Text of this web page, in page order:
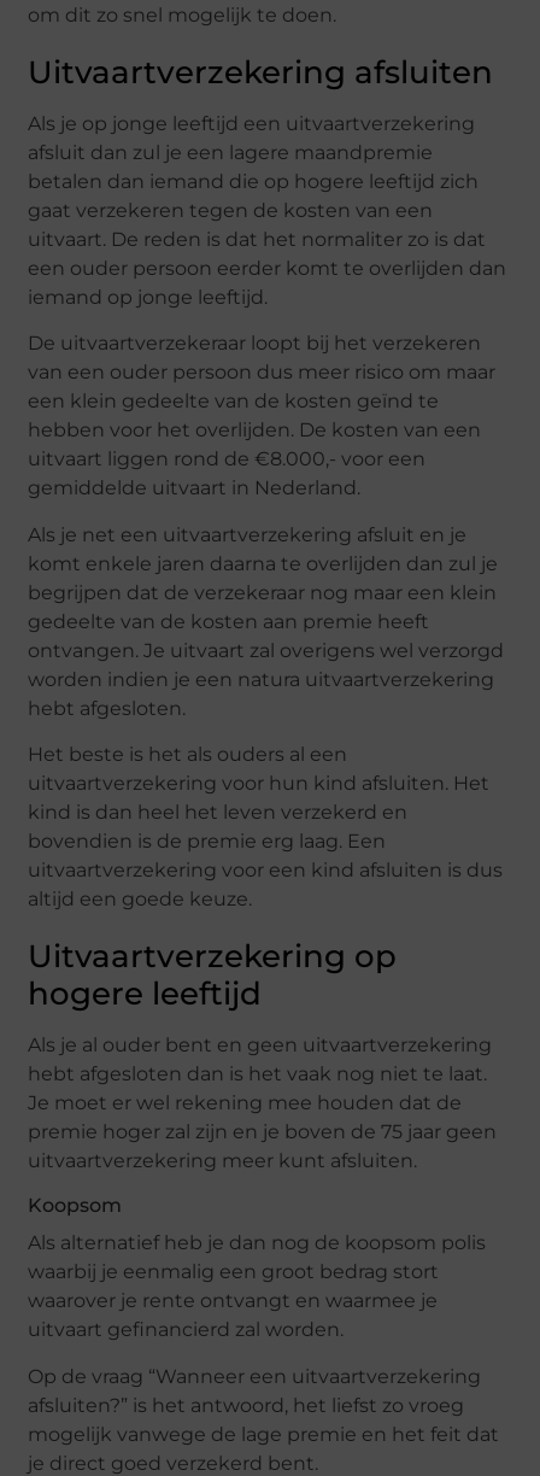
om dit zo snel mogelijk te doen.
Uitvaartverzekering afsluiten
Als je op jonge leeftijd een uitvaartverzekering
afsluit dan zul je een lagere maandpremie
betalen dan iemand die op hogere leeftijd zich
gaat verzekeren tegen de kosten van een
uitvaart. De reden is dat het normaliter zo is dat
een ouder persoon eerder komt te overlijden dan
iemand op jonge leeftijd.
De uitvaartverzekeraar loopt bij het verzekeren
van een ouder persoon dus meer risico om maar
een klein gedeelte van de kosten geïnd te
hebben voor het overlijden. De kosten van een
uitvaart liggen rond de €8.000,- voor een
gemiddelde uitvaart in Nederland.
Als je net een uitvaartverzekering afsluit en je
komt enkele jaren daarna te overlijden dan zul je
begrijpen dat de verzekeraar nog maar een klein
gedeelte van de kosten aan premie heeft
ontvangen. Je uitvaart zal overigens wel verzorgd
worden indien je een natura uitvaartverzekering
hebt afgesloten.
Het beste is het als ouders al een
uitvaartverzekering voor hun kind afsluiten. Het
kind is dan heel het leven verzekerd en
bovendien is de premie erg laag. Een
uitvaartverzekering voor een kind afsluiten is dus
altijd een goede keuze.
Uitvaartverzekering op
hogere leeftijd
Als je al ouder bent en geen uitvaartverzekering
hebt afgesloten dan is het vaak nog niet te laat.
Je moet er wel rekening mee houden dat de
premie hoger zal zijn en je boven de 75 jaar geen
uitvaartverzekering meer kunt afsluiten.
Koopsom
Als alternatief heb je dan nog de koopsom polis
waarbij je eenmalig een groot bedrag stort
waarover je rente ontvangt en waarmee je
uitvaart gefinancierd zal worden.
Op de vraag “Wanneer een uitvaartverzekering
afsluiten?” is het antwoord, het liefst zo vroeg
mogelijk vanwege de lage premie en het feit dat
je direct goed verzekerd bent.